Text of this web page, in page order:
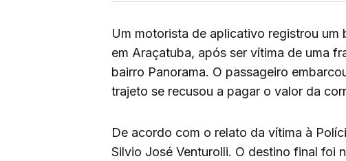
Um motorista de aplicativo registrou
em Araçatuba, após ser vítima de uma
bairro Panorama. O passageiro
trajeto se recusou a pagar o valor da
De acordo com o relato da vítima à
Silvio José Venturolli. O destino final foi